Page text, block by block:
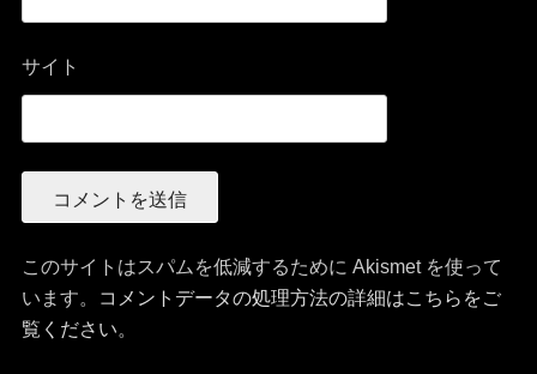
サイト
このサイトはスパムを低減するために Akismet を使って
います。
コメントデータの処理方法の詳細はこちらをご
覧ください。